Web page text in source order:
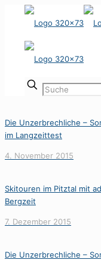
Die Unzerbrechliche –
im Langzeittest
4. November 2015
Skitouren im Pitztal mit
Bergzeit
7. Dezember 2015
Die Unzerbrechliche –